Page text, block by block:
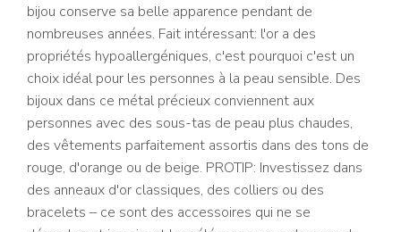
bijou conserve sa belle apparence pendant de
nombreuses années. Fait intéressant: l'or a des
propriétés hypoallergéniques, c'est pourquoi c'est un
choix idéal pour les personnes à la peau sensible. Des
bijoux dans ce métal précieux conviennent aux
personnes avec des sous-tas de peau plus chaudes,
des vêtements parfaitement assortis dans des tons de
rouge, d'orange ou de beige. PROTIP: Investissez dans
des anneaux d'or classiques, des colliers ou des
bracelets – ce sont des accessoires qui ne se